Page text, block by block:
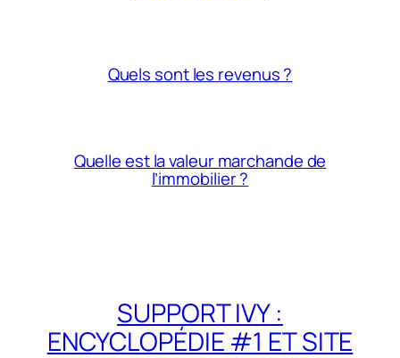
Quels sont les revenus ?
Quelle est la valeur marchande de
l’immobilier ?
SUPPORT IVY :
ENCYCLOPÉDIE #1 ET SITE